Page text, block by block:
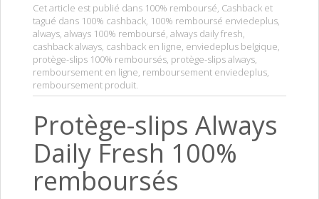
Cet article est publié dans 100% remboursé Cashback et
tagué dans 100% cashback 100% remboursé enviedeplus
always always 100% remboursé always daily fresh
cashback always cashback en ligne enviedeplus belgique
protège-slips 100% remboursés protège-slips always
remboursement en ligne remboursement enviedeplus
remboursement produit
Protège-slips Always
Daily Fresh 100%
remboursés